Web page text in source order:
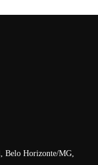
Belo Horizonte/MG,